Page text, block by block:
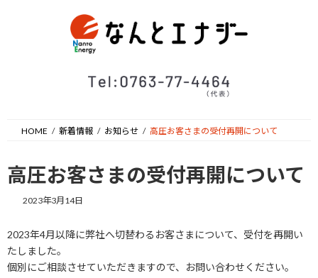
HOME 新着情報 お知らせ 高圧お客さまの受付再開について
高圧お客さまの受付再開について
2023年3月14日
2023年4月以降に弊社へ切替わるお客さまについて、受付を再開い
たしました。
個別にご相談させていただきますので、お問い合わせください。